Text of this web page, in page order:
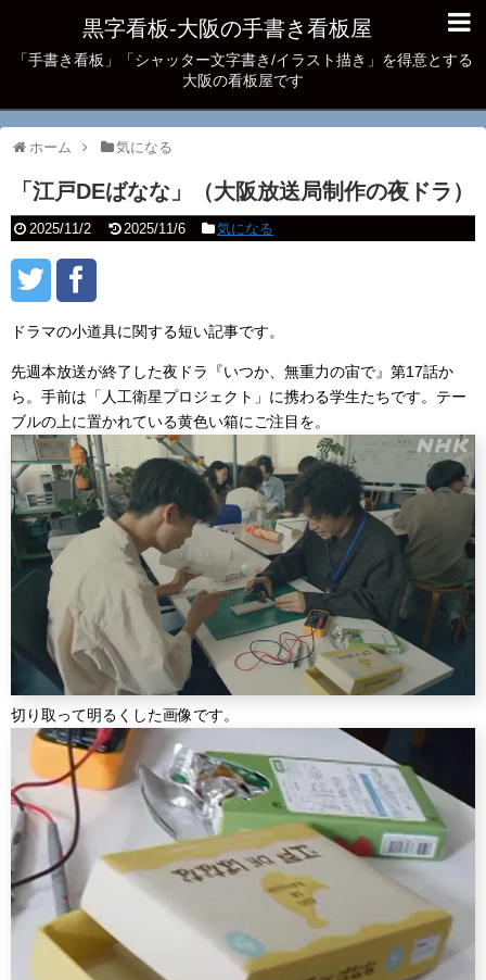
黒字看板‐大阪の手書き看板屋
「手書き看板」「シャッター文字書き/イラスト描き」を得意とする
大阪の看板屋です
ホーム 気になる
「江戸DEばなな」（大阪放送局制作の夜ドラ）
2025/11/2 2025/11/6 気になる
ドラマの小道具に関する短い記事です。
先週本放送が終了した夜ドラ『いつか、無重力の宙で』第17話か
ら。手前は「人工衛星プロジェクト」に携わる学生たちです。テー
ブルの上に置かれている黄色い箱にご注目を。
切り取って明るくした画像です。